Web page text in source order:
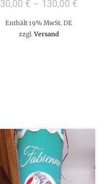
30,00 € – 130,00 €
Enthält 19% MwSt. DE
zzgl.Versand